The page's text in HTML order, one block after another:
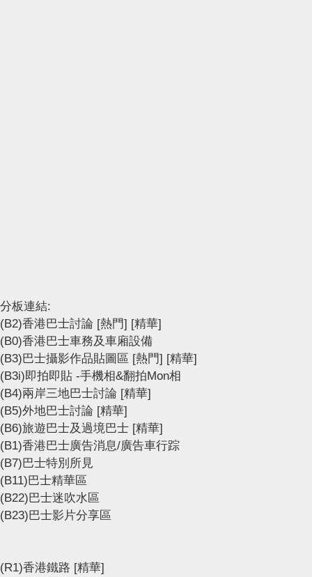
分板連結:
(B2)香港巴士討論 [熱門] [精華]
(B0)香港巴士車務及車廂設備
(B3)巴士攝影作品貼圖區 [熱門] [精華]
(B3i)即拍即貼 -手機相&翻拍Mon相
(B4)兩岸三地巴士討論 [精華]
(B5)外地巴士討論 [精華]
(B6)旅遊巴士及過境巴士 [精華]
(B1)香港巴士廣告消息/廣告車行踪
(B7)巴士特別所見
(B11)巴士精華區
(B22)巴士迷吹水區
(B23)巴士影片分享區
(R1)香港鐵路 [精華]